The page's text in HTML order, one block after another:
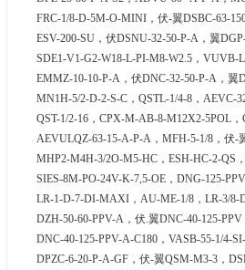
FRC-1/8-D-5M-O-MINI，伏-翼DSBC-63-
ESV-200-SU，伏DSNU-32-50-P-A，翼
SDE1-V1-G2-W18-L-PI-M8-W2.5，VUVB-
EMMZ-10-10-P-A，伏DNC-32-50-P-A，翼
MN1H-5/2-D-2-S-C，QSTL-1/4-8，AEVC-
QST-1/2-16，CPX-M-AB-8-M12X2-5POL，
AEVULQZ-63-15-A-P-A，MFH-5-1/8，伏-
MHP2-M4H-3/2O-M5-HC，ESH-HC-2-QS
SIES-8M-PO-24V-K-7,5-OE，DNG-125-
LR-1-D-7-DI-MAXI，AU-ME-1/8，LR-3/8-
DZH-50-60-PPV-A，伏.翼DNC-40-125-
DNC-40-125-PPV-A-C180，VASB-55-1/4-
DPZC-6-20-P-A-GF，伏-翼QSM-M3-3，